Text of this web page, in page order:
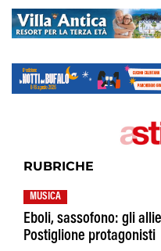
RUBRICHE
MUSICA
Eboli, sassofono: gli
Postiglione protagonisti